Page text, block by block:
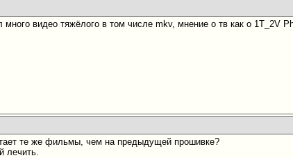
много видео тяжёлого в том числе mkv, мнение о тв как о 1T_2V
те же фильмы, чем на предыдущей прошивке?
лечить.